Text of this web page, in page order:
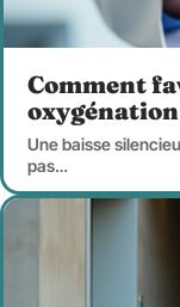
Comment
Une baisse
pas…